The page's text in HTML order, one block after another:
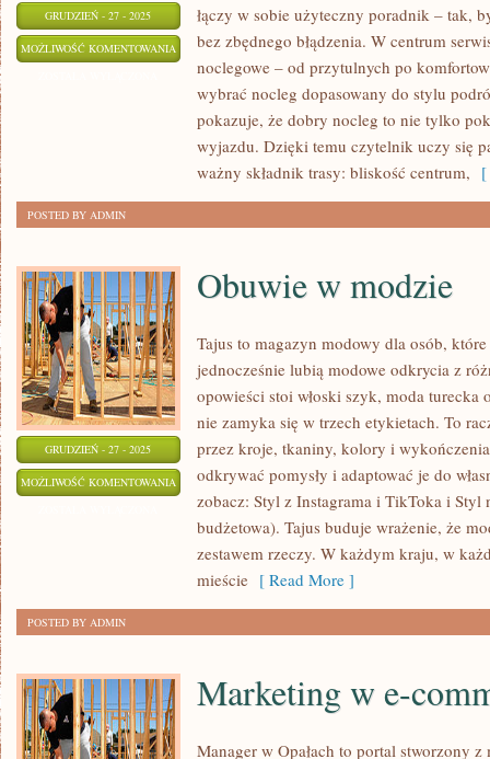
GRUDZIEŃ - 27 - 2025
MOŻLIWOŚĆ KOMENTOWANIA ATRAKCJE
RODZIN
DZIEĆMI
łączy w sobie użyteczny poradnik – tak,
bez zbędnego błądzenia. W centrum
noclegowe – od przytulnych po
wybrać nocleg dopasowany do stylu
pokazuje, że dobry nocleg to nie tylko
wyjazdu. Dzięki temu czytelnik uczy się
ważny składnik trasy: bliskość centrum, [
POSTED BY ADMIN
GRUDZIEŃ - 27 - 2025
MOŻLIWOŚĆ KOMENTOWANIA OBUWIE
MODZIE
Obuwie w modzie
Tajus to magazyn modowy dla osób,
jednocześnie lubią modowe odkrycia z
opowieści stoi włoski szyk, moda turecka
nie zamyka się w trzech etykietach. To
przez kroje, tkaniny, kolory i
odkrywać pomysły i adaptować je do
zobacz: Styl z Instagrama i TikToka i Styl
budżetowa). Tajus buduje wrażenie, że
zestawem rzeczy. W każdym kraju, w
mieście [ Read More ]
POSTED BY ADMIN
Marketing w e-
Manager w Opałach to portal stworzony